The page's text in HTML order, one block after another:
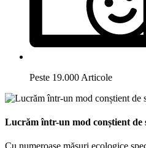
Peste 19.000 Articole
Lucrăm într-un mod conștient de